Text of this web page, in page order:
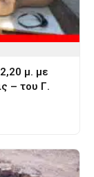
μ. με
– του Γ.